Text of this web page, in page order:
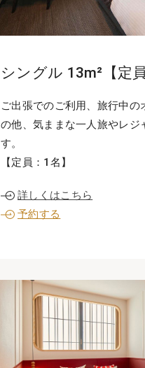
シングル 13m²【定
ご出張でのご利用、旅行中
の他、気ままな一人旅やレジ
す。
【定員：1名】
詳しくはこちら
予約する